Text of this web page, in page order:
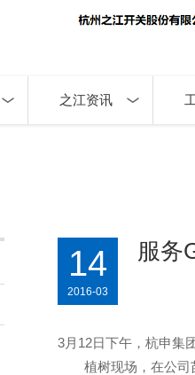
之江资讯
14
2016-03
服务
3月 12日下午，杭申集
植树现场，在公